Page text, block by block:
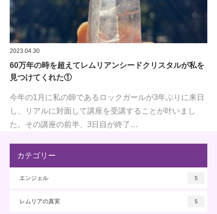
2023.04.30
60万年の時を超えてレムリアンシードクリスタルが私を
見つけてくれた①
今年の1月に私の師であるロックガールが3年ぶりに来日
し、リアルに対面して講座を受講することが叶いまし
た。その講座の前半、3日目が終了…
カテゴリー
エンジェル 5
レムリアの真実 5